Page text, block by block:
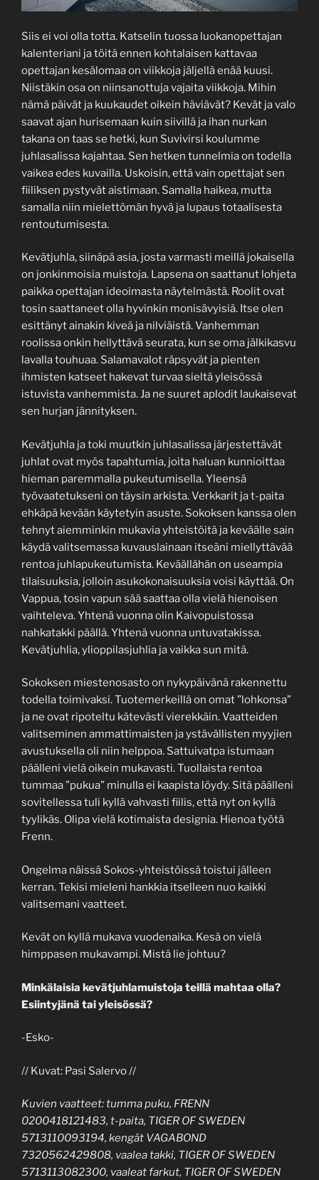
Siis ei voi olla totta. Katselin tuossa luokanopettajan
kalenteriani ja töitä ennen kohtalaisen kattavaa
opettajan kesälomaa on viikkoja jäljellä enää kuusi.
Niistäkin osa on niinsanottuja vajaita viikkoja. Mihin
nämä päivät ja kuukaudet oikein häviävät? Kevät ja valo
saavat ajan hurisemaan kuin siivillä ja ihan nurkan
takana on taas se hetki, kun Suvivirsi koulumme
juhlasalissa kajahtaa. Sen hetken tunnelmia on todella
vaikea edes kuvailla. Uskoisin, että vain opettajat sen
fiiliksen pystyvät aistimaan. Samalla haikea, mutta
samalla niin mielettömän hyvä ja lupaus totaalisesta
rentoutumisesta.
Kevätjuhla, siinäpä asia, josta varmasti meillä jokaisella
on jonkinmoisia muistoja. Lapsena on saattanut lohjeta
paikka opettajan ideoimasta näytelmästä. Roolit ovat
tosin saattaneet olla hyvinkin monisävyisiä. Itse olen
esittänyt ainakin kiveä ja nilviäistä. Vanhemman
roolissa onkin hellyttävä seurata, kun se oma jälkikasvu
lavalla touhuaa. Salamavalot räpsyvät ja pienten
ihmisten katseet hakevat turvaa sieltä yleisössä
istuvista vanhemmista. Ja ne suuret aplodit laukaisevat
sen hurjan jännityksen.
Kevätjuhla ja toki muutkin juhlasalissa järjestettävät
juhlat ovat myös tapahtumia, joita haluan kunnioittaa
hieman paremmalla pukeutumisella. Yleensä
työvaatetukseni on täysin arkista. Verkkarit ja t-paita
ehkäpä kevään käytetyin asuste. Sokoksen kanssa olen
tehnyt aiemminkin mukavia yhteistöitä ja keväälle sain
käydä valitsemassa kuvauslainaan itseäni miellyttävää
rentoa juhlapukeutumista. Keväällähän on useampia
tilaisuuksia, jolloin asukokonaisuuksia voisi käyttää. On
Vappua, tosin vapun sää saattaa olla vielä hienoisen
vaihteleva. Yhtenä vuonna olin Kaivopuistossa
nahkatakki päällä. Yhtenä vuonna untuvatakissa.
Kevätjuhlia, ylioppilasjuhlia ja vaikka sun mitä.
Sokoksen miestenosasto on nykypäivänä rakennettu
todella toimivaksi. Tuotemerkeillä on omat ”lohkonsa”
ja ne ovat ripoteltu kätevästi vierekkäin. Vaatteiden
valitseminen ammattimaisten ja ystävällisten myyjien
avustuksella oli niin helppoa. Sattuivatpa istumaan
päälleni vielä oikein mukavasti. Tuollaista rentoa
tummaa ”pukua” minulla ei kaapista löydy. Sitä päälleni
sovitellessa tuli kyllä vahvasti fiilis, että nyt on kyllä
tyylikäs. Olipa vielä kotimaista designia. Hienoa työtä
Frenn.
Ongelma näissä Sokos-yhteistöissä toistui jälleen
kerran. Tekisi mieleni hankkia itselleen nuo kaikki
valitsemani vaatteet.
Kevät on kyllä mukava vuodenaika. Kesä on vielä
himppasen mukavampi. Mistä lie johtuu?
Minkälaisia kevätjuhlamuistoja teillä mahtaa olla?
Esiintyjänä tai yleisössä?
-Esko-
// Kuvat: Pasi Salervo //
Kuvien vaatteet: tumma puku, FRENN
0200418121483, t-paita, TIGER OF SWEDEN
5713110093194, kengät VAGABOND
7320562429808, vaalea takki, TIGER OF SWEDEN
5713113082300, vaaleat farkut, TIGER OF SWEDEN